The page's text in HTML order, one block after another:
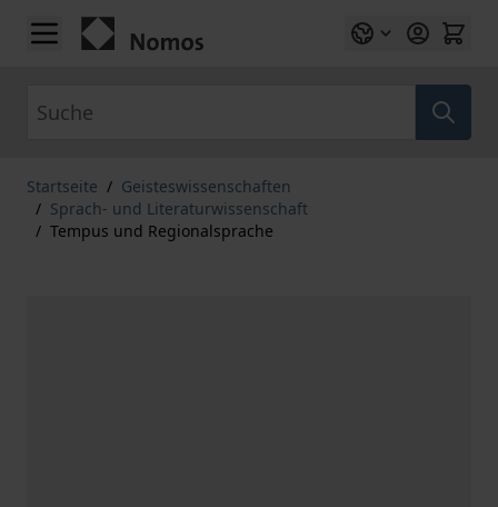
Zum Inhalt springen
Startseite / Geisteswissenschaften
/ Sprach- und Literaturwissenschaft
/ Tempus und Regionalsprache